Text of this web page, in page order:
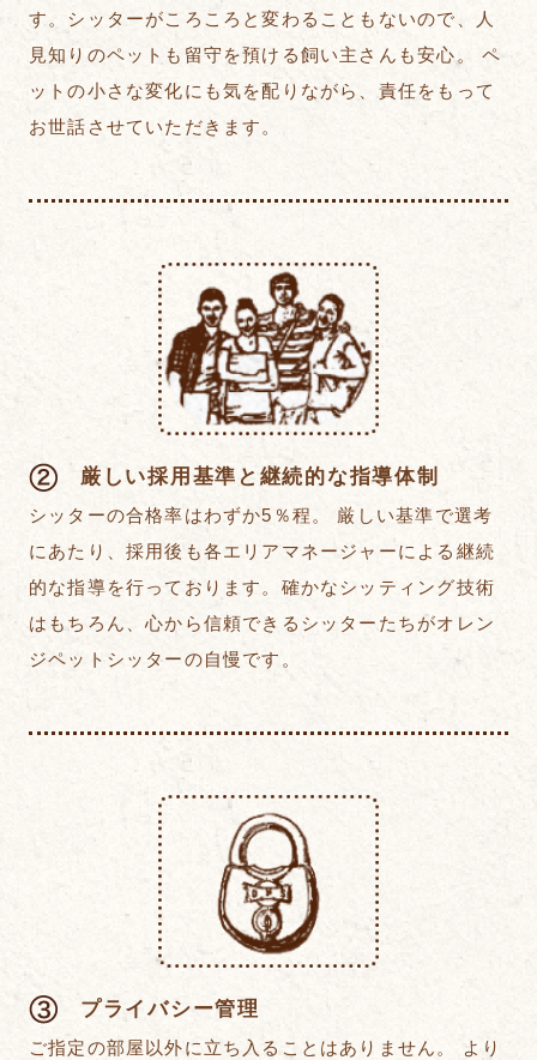
す。シッターがころころと変わることもないので、人
見知りのペットも留守を預ける飼い主さんも安心。 ペ
ットの小さな変化にも気を配りながら、責任をもって
お世話させていただきます。
厳しい採用基準と継続的な指導体制
シッターの合格率はわずか5％程。 厳しい基準で選考
にあたり、採用後も各エリアマネージャーによる継続
的な指導を行っております。確かなシッティング技術
はもちろん、心から信頼できるシッターたちがオレン
ジペットシッターの自慢です。
プライバシー管理
ご指定の部屋以外に立ち入ることはありません。 より